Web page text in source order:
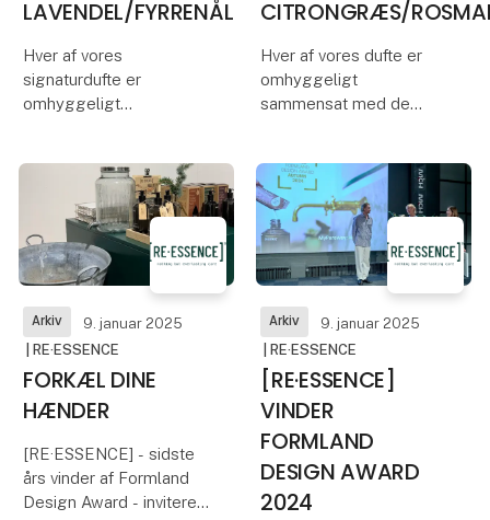
LAVENDEL/FYRRENÅL
Hver af vores
signaturdufte er
omhyggeligt
æteriske olier for at
skabe en harmonisk
sanseoplevelse, der
giver velvære og
selvforkælelse.
Vores blanding af
berolig
CITRONGRÆS/
Hver af vores dufte er
omhyggeligt
sammensat med de
skabe en harmonisk
sanseoplevelse, der
giver velvære og
selvforkælelse.
Vores blanding af
Citrongræs/Rosm
Arkiv
9. januar 2025
| RE·ESSENCE
FORKÆL DINE
HÆNDER
[RE·ESSENCE] - sidste
års vinder af Formland
Design Award - inviterer
Arkiv
9. januar 2025
| RE·ESSENCE
[RE·ESSENCE]
VINDER
FORMLAND
DESIGN AWARD
2024